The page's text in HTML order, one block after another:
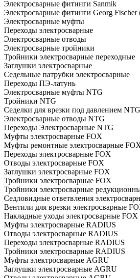
Электросварные фитинги Sanmik
Электросварные фитинги Georg Fischer
Электросварные муфты
Переходы электросварные
Электросварные отводы
Электросварные тройники
Тройники электросварные переходные
Заглушки электросварные
Седельные патрубки электросварные
Переходы ПЭ-латунь
Электросварные муфты NTG
Тройники NTG
Седелки для врезки под давлением NTG
Электросварные отводы NTG
Переходы Электросварные NTG
Муфты электросварные FOX
Муфты ремонтные электросварные
Переходы электросварные FOX
Отводы электросварные FOX
Заглушки электросварные FOX
Тройники электросварные FOX
Тройники электросварные
Седловидные ответвления
Вентили для врезки электросварные
Накладные уходы электросварные FOX
Муфты электросварные RADIUS
Отводы электросварные RADIUS
Переходы электросварные RADIUS
Тройники электросварные RADIUS
Муфты электросварные AGRU
Заглушки электросварные AGRU